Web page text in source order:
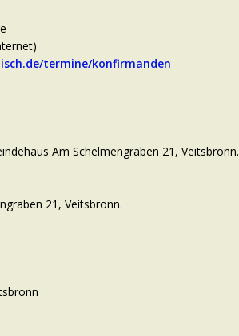
termine/konfirmanden
Am Schelmengraben 21, Veitsbronn.
21, Veitsbronn.